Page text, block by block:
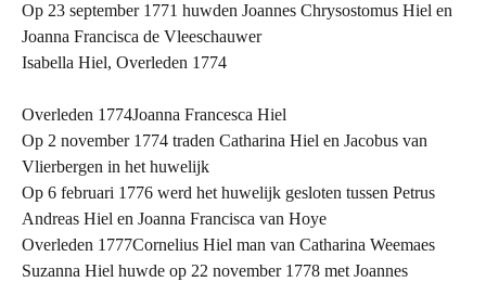
Op 23 september 1771 huwden Joannes Chrysostomus Hiel en
Joanna Francisca de Vleeschauwer
Isabella Hiel, Overleden 1774
Overleden 1774Joanna Francesca Hiel
Op 2 november 1774 traden Catharina Hiel en Jacobus van
Vlierbergen in het huwelijk
Op 6 februari 1776 werd het huwelijk gesloten tussen Petrus
Andreas Hiel en Joanna Francisca van Hoye
Overleden 1777Cornelius Hiel man van Catharina Weemaes
Suzanna Hiel huwde op 22 november 1778 met Joannes